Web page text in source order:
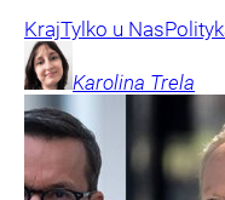
KrajTylko u Nas
Karolina Trela